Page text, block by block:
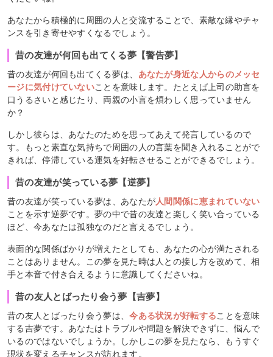
あなたから積極的に周囲の人と交流することで、素敵な縁やチャ
ンスを引き寄せやすくなるでしょう。
昔の友達が何回も出てくる夢【警告夢】
昔の友達が何回も出てくる夢は、 あなたが身近な人からのメッセ
ージに気付けていないことを意味します。たとえば上司の助言を
口うるさいと感じたり、両親の小言を煩わしく思っていません
か？
しかし彼らは、あなたのためを思ってあえて発言しているので
す。もっと素直な気持ちで周囲の人の言葉を聞き入れることがで
きれば、停滞している運気を好転させることができるでしょう。
昔の友達が笑っている夢【逆夢】
昔の友達が笑っている夢は、あなたが人間関係に恵まれていない
ことを示す逆夢です。夢の中で昔の友達と楽しく笑い合っている
ほど、今あなたは孤独なのだと言えるでしょう。
表面的な関係ばかりが増えたとしても、あなたの心が満たされる
ことはありません。この夢を見た時は人との接し方を改めて、相
手と本音で付き合えるように意識してくださいね。
昔の友人とばったり会う夢【吉夢】
昔の友人とばったり会う夢は、今ある状況が好転することを意味
する吉夢です。あなたはトラブルや問題を解決できずに、悩んで
いるのではないでしょうか。しかしこの夢を見たなら、もうすぐ
現状を変えるチャンスが訪れます。